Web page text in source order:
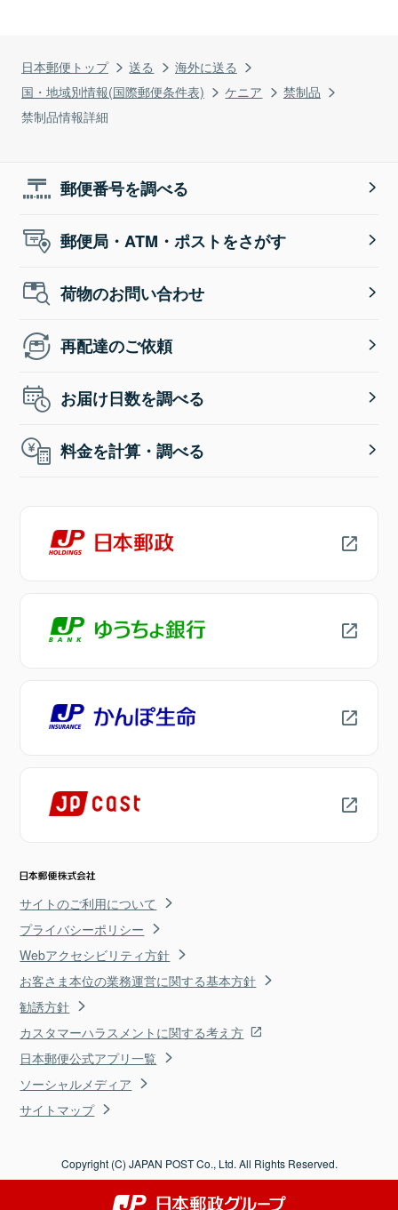
日本郵便トップ 送る
海外に送る
国・地域別情報(国際郵便条件表)
ケニア
禁制品
禁制品情報詳細
郵便番号を調べる
郵便局・ATM・ポストをさがす
荷物のお問い合わせ
再配達のご依頼
お届け日数を調べる
料金を計算・調べる
サイトのご利用について
プライバシーポリシー
Webアクセシビリティ方針
お客さま本位の業務運営に関する基本方針
勧誘方針
カスタマーハラスメントに関する考え方
日本郵便公式アプリ一覧
ソーシャルメディア
サイトマップ
Copyright (C) JAPAN POST Co., Ltd. All Rights Reserved.